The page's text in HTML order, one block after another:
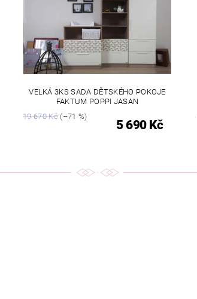
VELKÁ 3KS SADA DĚTSKÉHO POKOJE
FAKTUM POPPI JASAN
19 670 Kč(–71 %)
5 690 Kč